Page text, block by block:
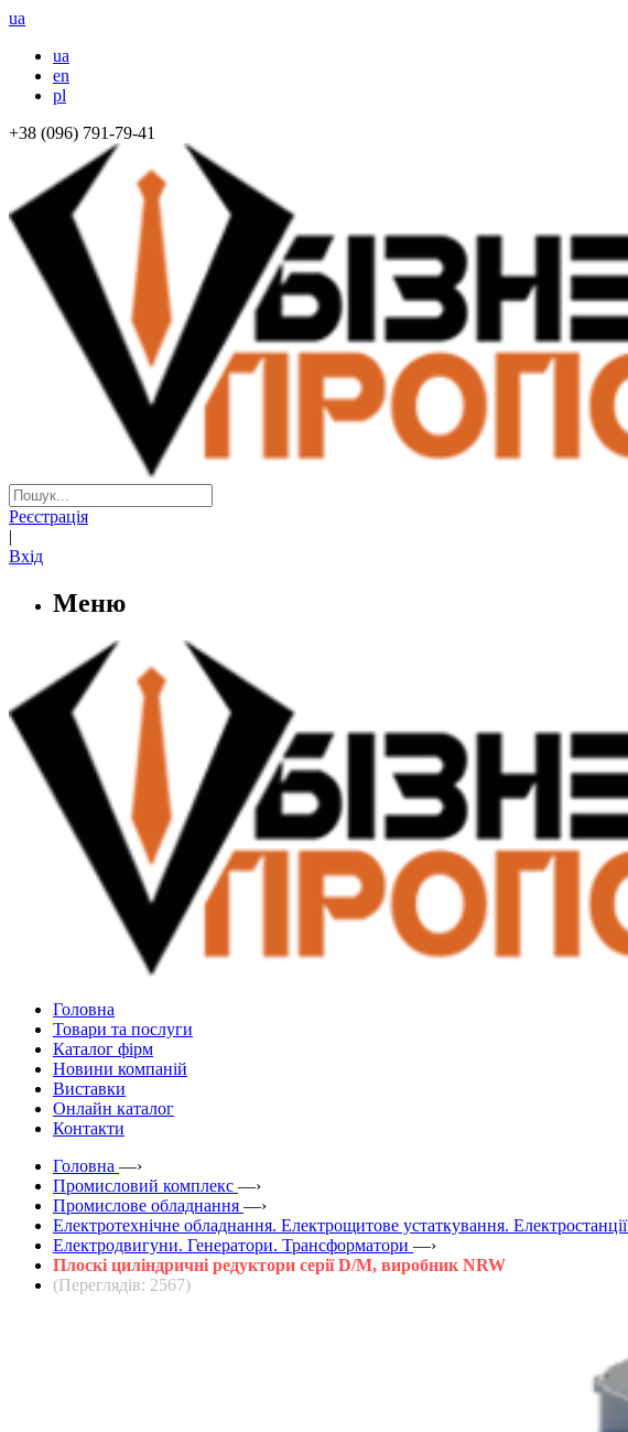
ua
ua
en
pl
+38 (096) 791-79-41
Реєстрація
|
Вхід
Меню
Головна
Товари та послуги
Каталог фірм
Новини компаній
Виставки
Онлайн каталог
Контакти
Головна —›
Промисловий комплекс —›
Промислове обладнання —›
Електротехнічне обладнання. Електрощитове устаткування. Електростанції
Електродвигуни. Генератори. Трансформатори —›
Плоскі циліндричні редуктори серії D/M, виробник NRW
(Переглядів: 2567)